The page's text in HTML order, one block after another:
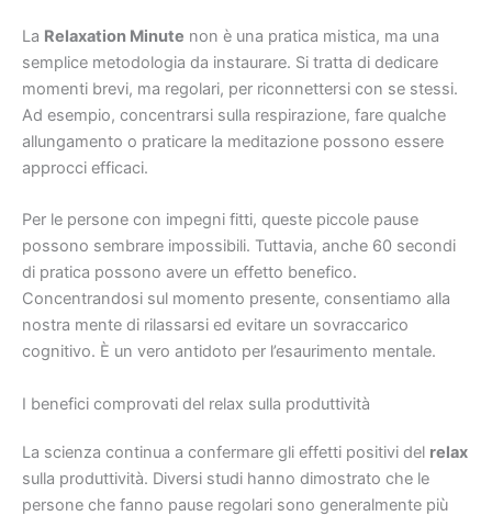
La Relaxation Minute non è una pratica mistica, ma una
semplice metodologia da instaurare. Si tratta di dedicare
momenti brevi, ma regolari, per riconnettersi con se stessi.
Ad esempio, concentrarsi sulla respirazione, fare qualche
allungamento o praticare la meditazione possono essere
approcci efficaci.
Per le persone con impegni fitti, queste piccole pause
possono sembrare impossibili. Tuttavia, anche 60 secondi
di pratica possono avere un effetto benefico.
Concentrandosi sul momento presente, consentiamo alla
nostra mente di rilassarsi ed evitare un sovraccarico
cognitivo. È un vero antidoto per l’esaurimento mentale.
I benefici comprovati del relax sulla produttività
La scienza continua a confermare gli effetti positivi del relax
sulla produttività. Diversi studi hanno dimostrato che le
persone che fanno pause regolari sono generalmente più